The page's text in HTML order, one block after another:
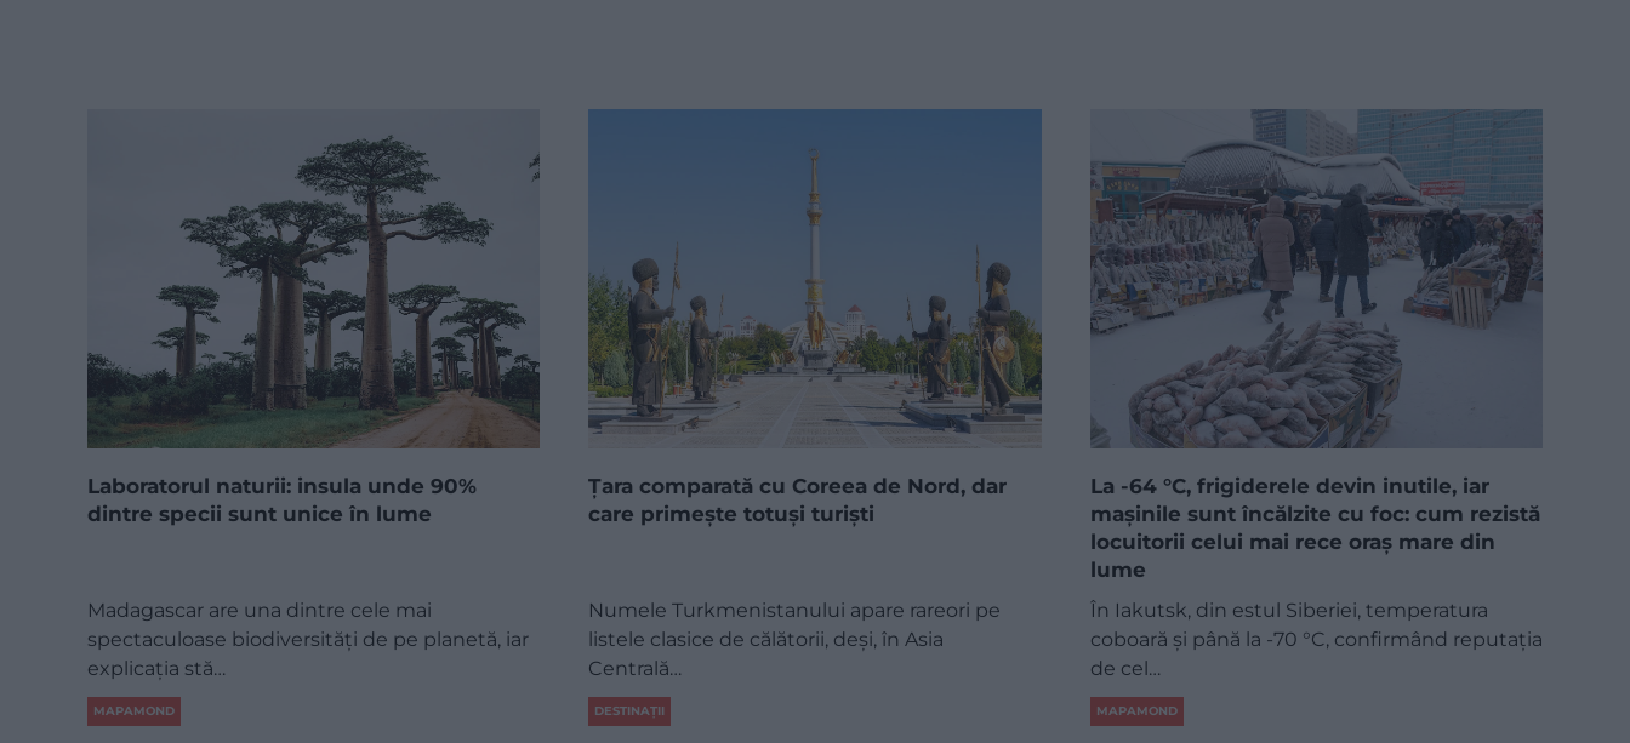
Laboratorul naturii: insula unde 90%
dintre specii sunt unice în lume
Madagascar are una dintre cele mai
spectaculoase biodiversități de pe planetă, iar
explicația stă…
MAPAMOND
Țara comparată cu Coreea de Nord, dar
care primește totuși turiști
Numele Turkmenistanului apare rareori pe
listele clasice de călătorii, deși, în Asia
Centrală…
DESTINAȚII
La -64 °C, frigiderele devin inutile, iar
mașinile sunt încălzite cu foc: cum rezistă
locuitorii celui mai rece oraș mare din
lume
În Iakutsk, din estul Siberiei, temperatura
coboară și până la -70 °C, confirmând reputația
de cel…
MAPAMOND